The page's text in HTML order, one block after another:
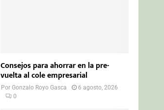
Consejos para ahorrar en la pre-
vuelta al cole empresarial
PorGonzalo Royo Gasca
6 agosto, 2026
0